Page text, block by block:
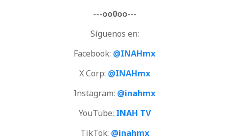
---oo0oo---
Síguenos en:
Facebook: @INAHmx
X Corp: @INAHmx
Instagram: @inahmx
YouTube: INAH TV
TikTok: @inahmx